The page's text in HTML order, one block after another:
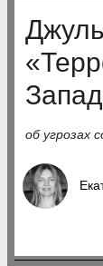
об угрозах